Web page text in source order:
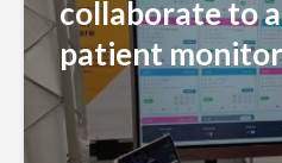
collaborate to
patient